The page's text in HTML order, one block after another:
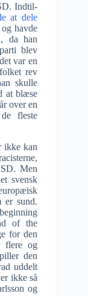
Indtil-
at dele
og havde
da han
blev
var en
rev
skulle
at blæse
over en
fleste
ikke kan
Men
svensk
er sund.
of the
for den
flere og
den
uddelt
ikke så
og